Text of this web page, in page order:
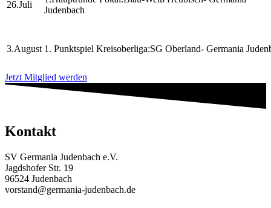
26.Juli
Judenbach
3.August 1. Punktspiel Kreisoberliga:SG Oberland- Germania
Jetzt Mitglied werden
Kontakt
SV Germania Judenbach e.V.
Jagdshofer Str. 19
96524 Judenbach
vorstand@germania-judenbach.de